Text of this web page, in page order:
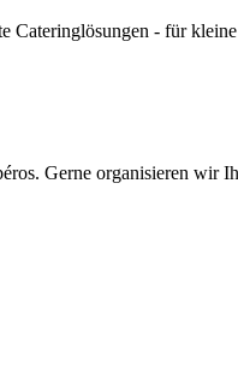
Cateringlösungen - für
Gerne organisieren